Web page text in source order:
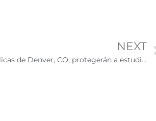
NEXT
Escuelas públicas de Denver, CO, protegerán a estudiantes inmigrantes